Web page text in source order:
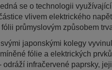
se o technologii
vlivem elektrického
průmyslovým způsobem
japonskými kolegy
fólie a elektrických
infračervené paprsky,